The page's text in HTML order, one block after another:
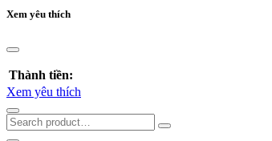
Xem yêu thích
Thành tiền:
Xem yêu thích